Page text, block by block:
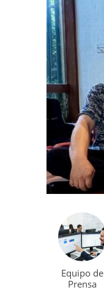
Equipo de
Prensa